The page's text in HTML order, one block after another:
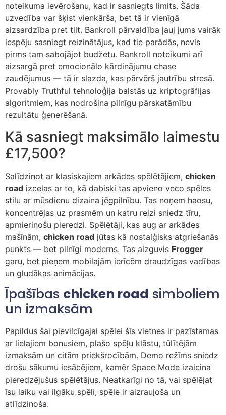
noteikuma ievērošanu, kad ir sasniegts limits. Šāda
uzvedība var šķist vienkārša, bet tā ir vienīgā
aizsardzība pret tilt. Bankroll pārvaldība ļauj jums vairāk
iespēju sasniegt reizinātājus, kad tie parādās, nevis
pirms tam sabojājot budžetu. Bankroll noteikumi arī
aizsargā pret emocionālo kārdinājumu chase
zaudējumus — tā ir slazda, kas pārvērš jautrību stresā.
Provably Truthful tehnoloģija balstās uz kriptogrāfijas
algoritmiem, kas nodrošina pilnīgu pārskatāmību
rezultātu ģenerēšanā.
Kā sasniegt maksimālo laimestu
£17,500?
Salīdzinot ar klasiskajiem arkādes spēlētājiem, chicken
road izceļas ar to, kā dabiski tas apvieno veco spēles
stilu ar mūsdienu dizaina jēgpilnību. Tas noņem haosu,
koncentrējas uz prasmēm un katru reizi sniedz tīru,
apmierinošu pieredzi. Spēlētāji, kas aug ar arkādes
mašīnām, chicken road jūtas kā nostalģisks atgriešanās
punkts — bet pilnīgi moderns. Tas aizguvis Frogger
garu, bet pieņem mobilajām ierīcēm draudzīgas vadības
un gludākas animācijas.
Īpašības chicken road simboliem
un izmaksām
Papildus šai pievilcīgajai spēlei šīs vietnes ir pazīstamas
ar lielajiem bonusiem, plašo spēļu klāstu, tūlītējām
izmaksām un citām priekšrocībām. Demo režīms sniedz
drošu sākumu iesācējiem, kamēr Space Mode izaicina
pieredzējušus spēlētājus. Neatkarīgi no tā, vai spēlējat
īsu laiku vai ilgāku spēli, spēle ir aizraujoša un
atlīdzinoša.